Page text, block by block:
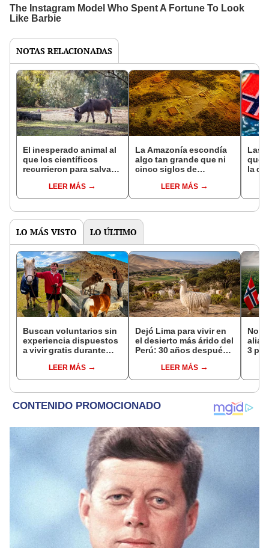
NOTAS RELACIONADAS
El inesperado animal al
que los científicos
recurrieron para salvar
reintroducción de un
asno salvaje está
en un paisaje con más
vida
LEER MÁS
La Amazonía escondía
algo tan grande que ni
cinco siglos de
encontrarlo: el hallazgo
podría cambiar todo lo
pasado
LEER MÁS
Las
que
la de
LO MÁS VISTO LO ÚLTIMO
Buscan voluntarios sin
experiencia dispuestos
a vivir gratis durante
cuidar caballos, burros
y otros animales
LEER MÁS
Dejó Lima para vivir en
el desierto más árido del
Perú: 30 años después,
creó un sorprendente
ecosistema
LEER MÁS
3